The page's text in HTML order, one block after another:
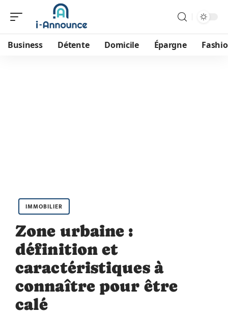
Business Détente Domicile Épargne
IMMOBILIER
Zone urbaine :
définition et
caractéristiques à
connaître pour être
calé